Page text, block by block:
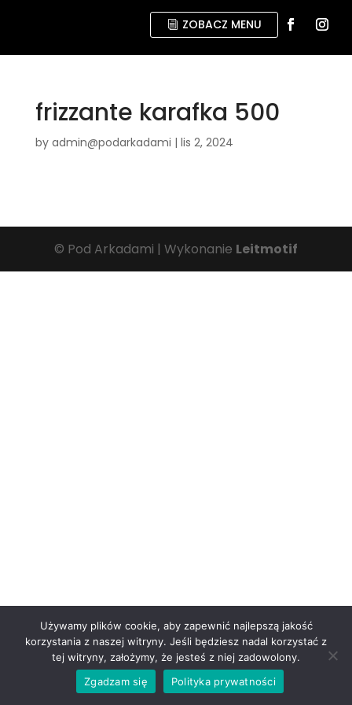
ZOBACZ MENU
frizzante karafka 500
by admin@podarkadami | lis 2, 2024
© Pod Arkadami | Wykonanie Leitmotif
Używamy plików cookie, aby zapewnić najlepszą jakość
korzystania z naszej witryny. Jeśli będziesz nadal korzystać z
tej witryny, założymy, że jesteś z niej zadowolony.
Zgadzam się
Polityka prywatności